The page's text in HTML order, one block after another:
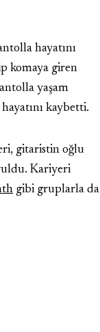
hayatını
komaya giren
yaşam
kaybetti.
gitaristin oğlu
Kariyeri
gibi gruplarla da